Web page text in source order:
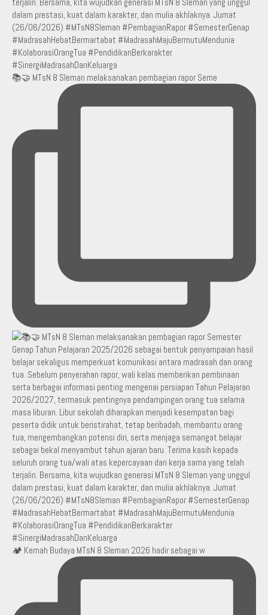
📚🤝 MTsN 8 Sleman melaksanakan pembagian rapor Seme
🏕️ Kemah Budaya MTsN 8 Sleman 2026 hadir sebagai w